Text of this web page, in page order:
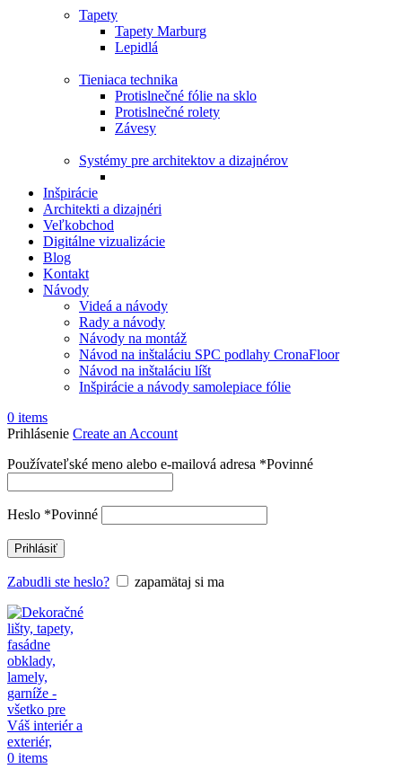
Tapety
Tapety Marburg
Lepidlá
Tieniaca technika
Protislnečné fólie na sklo
Protislnečné rolety
Závesy
Systémy pre architektov a dizajnérov
Inšpirácie
Architekti a dizajnéri
Veľkobchod
Digitálne vizualizácie
Blog
Kontakt
Návody
Videá a návody
Rady a návody
Návody na montáž
Návod na inštaláciu SPC podlahy CronaFloor
Návod na inštaláciu líšt
Inšpirácie a návody samolepiace fólie
0 items
Prihlásenie Create an Account
Používateľské meno alebo e-mailová adresa *Povinné
Heslo *Povinné
Prihlásiť
Zabudli ste heslo? zapamätaj si ma
0 items